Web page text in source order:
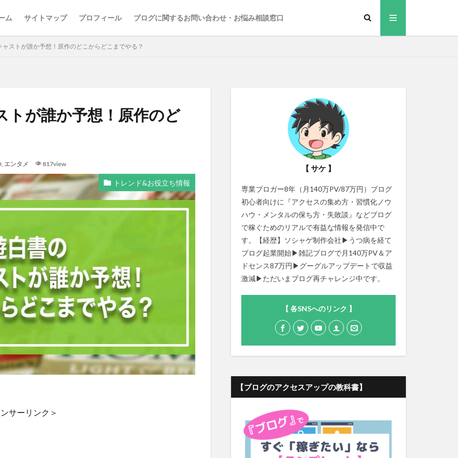
ム サイトマップ プロフィール ブログに関するお問い合わせ・お悩み相談窓口
ストが誰か予想！原作のどこからどこまでやる？
トが誰か予想！原作のど
, エンタメ 817view
トレンド&お役立ち情報
サーリンク＞
【 サケ 】
専業ブロガー8年（月140万PV/87万円）ブログ
初心者向けに『アクセスの集め方・習慣化ノウ
ハウ・メンタルの保ち方・失敗談』などブログ
で稼ぐためのリアルで有益な情報を発信中で
す。【経歴】ソシャゲ制作会社▶うつ病を経て
ブログ起業開始▶雑記ブログで月140万PV＆ア
ドセンス87万円▶グーグルアップデートで収益
激減▶ただいまブログ再チャレンジ中です。
【 各SNSへのリンク 】
【ブログのアクセスアップの教科書】